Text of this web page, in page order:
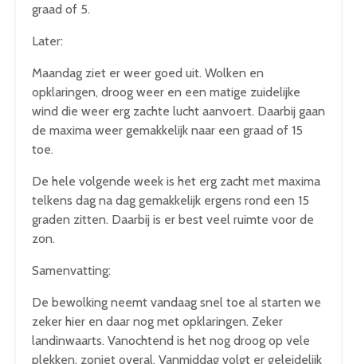
graad of 5.
Later:
Maandag ziet er weer goed uit. Wolken en
opklaringen, droog weer en een matige zuidelijke
wind die weer erg zachte lucht aanvoert. Daarbij gaan
de maxima weer gemakkelijk naar een graad of 15
toe.
De hele volgende week is het erg zacht met maxima
telkens dag na dag gemakkelijk ergens rond een 15
graden zitten. Daarbij is er best veel ruimte voor de
zon.
Samenvatting:
De bewolking neemt vandaag snel toe al starten we
zeker hier en daar nog met opklaringen. Zeker
landinwaarts. Vanochtend is het nog droog op vele
plekken, zoniet overal. Vanmiddag volgt er geleidelijk